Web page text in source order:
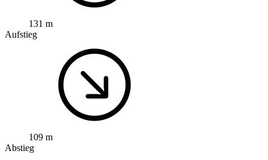
131 m
Aufstieg
109 m
Abstieg